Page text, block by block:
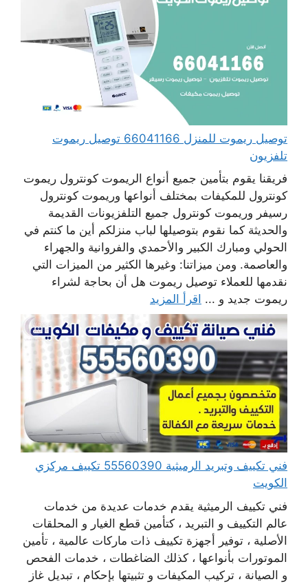
توصيل ريموت للمنزل 66041166 توصيل ريموت
تلفزيون
فريقنا يقوم بتأمين جميع أنواع الريموت كونترول ريموت
كونترول للمكيفات بمختلف أنواعها وريموت كونترول
رسيفر وريموت كونترول جميع التلفزيونات القديمة
والحديثة كما نقوم بتوصيلها لباب منزلكم أين ما كنتم في
الحولي ومبارك الكبير والأحمدي والفروانية والجهراء
والعاصمة. ومن ميزاتنا: وغيرها الكثير من الميزات التي
نقدمها للعملاء توصيل ريموت هل أن بحاجة لشراء
ريموت جديد و ... اقرأ المزيد
فني تكييف وتبريد الرميثية 55560390 تكييف مركزي
الكويت
فني تكييف الرميثية يقدم خدمات عديدة من خدمات
عالم التكييف و التبريد ، كتأمين قطع الغيار و المحلقات
الأصلية ، توفير أجهزة تكييف ذات ماركات عالمية ، تأمين
الموتورات بأنواعها ، كذلك الضاغطات ، خدمات الفحص
و الصيانة ، تركيب المكيفات و تثبيتها بإحكام ، تبديل غاز